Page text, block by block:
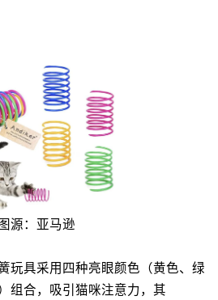
图源：亚马逊
玩具采用四种亮眼颜色（黄色、绿
组合，吸引猫咪注意力，其